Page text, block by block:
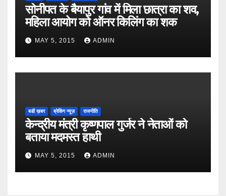
सोनीपत के बैयापुर गांव में मिला छात्रा का शव,
महिला आयोग को ऑनर किलिंग का शक
MAY 5, 2015 ADMIN
बडी ख़बर ब्रेकिंग न्यूज़ राजनीति
केन्द्रीय मंत्री कृष्णपाल गुर्जर ने नेताओं को
बताया मदमस्त हाथी
MAY 5, 2015 ADMIN